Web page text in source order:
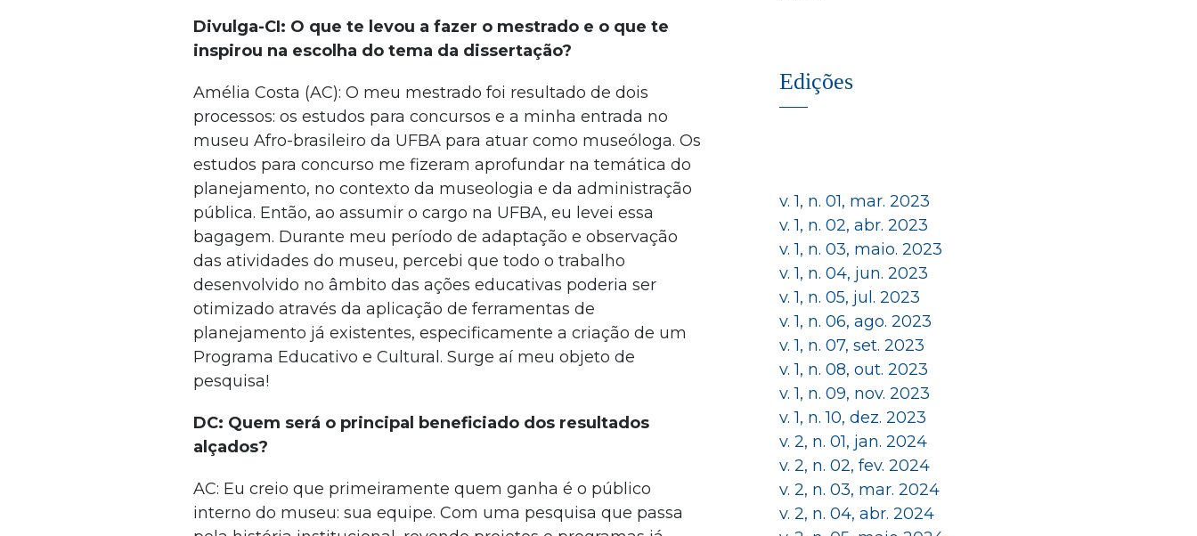
Divulga-CI: O que te levou a fazer o mestrado e o que te
inspirou na escolha do tema da dissertação?
Amélia Costa (AC): O meu mestrado foi resultado de dois
processos: os estudos para concursos e a minha entrada no
museu Afro-brasileiro da UFBA para atuar como museóloga. Os
estudos para concurso me fizeram aprofundar na temática do
planejamento, no contexto da museologia e da administração
pública. Então, ao assumir o cargo na UFBA, eu levei essa
bagagem. Durante meu período de adaptação e observação
das atividades do museu, percebi que todo o trabalho
desenvolvido no âmbito das ações educativas poderia ser
otimizado através da aplicação de ferramentas de
planejamento já existentes, especificamente a criação de um
Programa Educativo e Cultural. Surge aí meu objeto de
pesquisa!
DC: Quem será o principal beneficiado dos resultados
alçados?
AC: Eu creio que primeiramente quem ganha é o público
interno do museu: sua equipe. Com uma pesquisa que passa
Edições
v. 1, n. 01, mar. 2023
v. 1, n. 02, abr. 2023
v. 1, n. 03, maio. 2023
v. 1, n. 04, jun. 2023
v. 1, n. 05, jul. 2023
v. 1, n. 06, ago. 2023
v. 1, n. 07, set. 2023
v. 1, n. 08, out. 2023
v. 1, n. 09, nov. 2023
v. 1, n. 10, dez. 2023
v. 2, n. 01, jan. 2024
v. 2, n. 02, fev. 2024
v. 2, n. 03, mar. 2024
v. 2, n. 04, abr. 2024